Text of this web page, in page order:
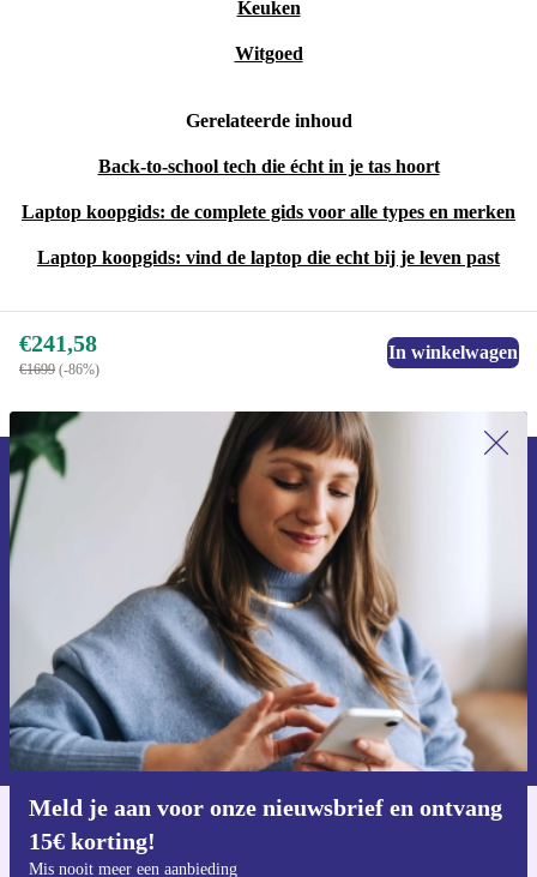
Keuken
Witgoed
Gerelateerde inhoud
Back-to-school tech die écht in je tas hoort
Laptop koopgids: de complete gids voor alle types en merken
Laptop koopgids: vind de laptop die echt bij je leven past
€241,58
€1699 (-86%)
In winkelwagen
Meld je aan voor onze nieuwsbrief en ontvang
15€ korting!
Mis nooit meer een aanbieding
Meld je aan voor onze nieuwsbrief en
ontvang €15 korting!
Mis nooit meer een aanbieding.
Voucher aanvragen
Informatie over het gebruik van persoonsgegevens vind je in ons
privacybeleid.
Voor iOS en Android